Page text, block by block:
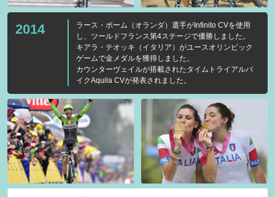
2014
ラース・ボーム（オランダ）選手がInfinito CVを使用
し、ツールドフランス第4ステージで優勝しました。
キアラ・テオッキ（イタリア）がユースオリンピック
ゲームで金メダルを獲得しました。
カウンターヴェイルが搭載されたタイムトライアルバ
イクAquila CVが発表されました。